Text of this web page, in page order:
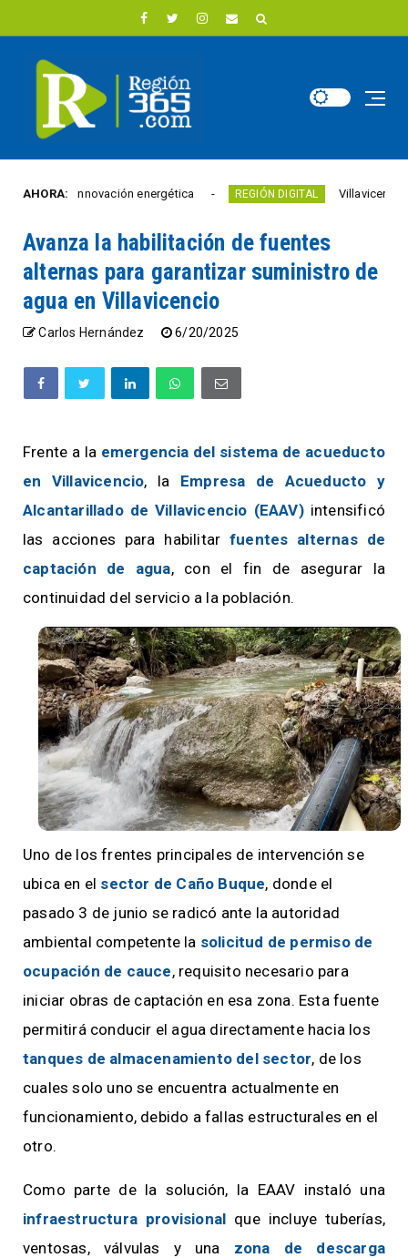
AHORA:
en innovación energética REGIÓN DIGITAL Villavicencio
Avanza la habilitación de fuentes
alternas para garantizar suministro de
agua en Villavicencio
Carlos Hernández 6/20/2025
Frente a la emergencia del sistema de acueducto
en Villavicencio, la Empresa de Acueducto y
Alcantarillado de Villavicencio (EAAV)intensificó
las acciones para habilitar fuentes alternas de
captación de agua, con el fin de asegurar la
continuidad del servicio a la población.
Uno de los frentes principales de intervención se
ubica en el sector de Caño Buque, donde el
pasado 3 de junio se radicó ante la autoridad
ambiental competente la solicitud de permiso de
ocupación de cauce, requisito necesario para
iniciar obras de captación en esa zona. Esta fuente
permitirá conducir el agua directamente hacia los
tanques de almacenamiento del sector, de los
cuales solo uno se encuentra actualmente en
funcionamiento, debido a fallas estructurales en el
otro.
Como parte de la solución, la EAAV instaló una
infraestructura provisional que incluye tuberías,
ventosas, válvulas y una zona de descarga